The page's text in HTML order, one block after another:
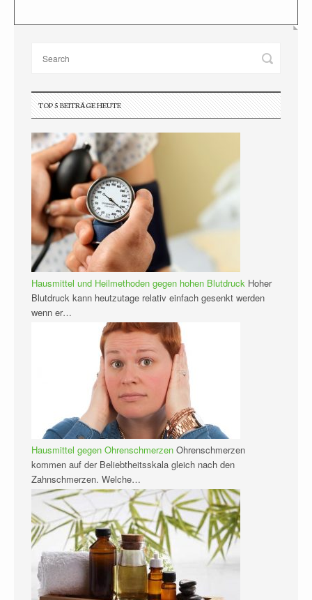
TOP 5 BEITRÄGE HEUTE
Hausmittel und Heilmethoden gegen hohen Blutdruck Hoher
Blutdruck kann heutzutage relativ einfach gesenkt werden
wenn er…
Hausmittel gegen Ohrenschmerzen Ohrenschmerzen
kommen auf der Beliebtheitsskala gleich nach den
Zahnschmerzen. Welche…